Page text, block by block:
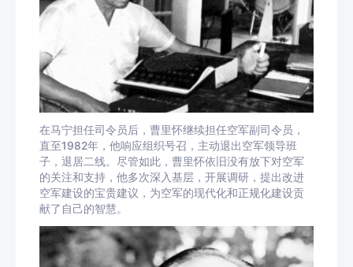
在马宁担任司令员后，曹里怀继续担任空军副司令员，
直至1982年，他响应组织号召，主动退出空军领导班
子，退居二线。尽管如此，曹里怀依旧没有放下对空军
的关注和支持，他多次深入基层，开展调研，提出改进
空军建设的宝贵建议，为空军的现代化和正规化建设贡
献了自己的智慧。